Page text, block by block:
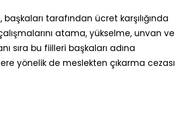
tarafından ücret karşılığında
atama, yükselme, unvan ve
sıra bu fiilleri başkaları adına
yönelik de meslekten çıkarma cezası